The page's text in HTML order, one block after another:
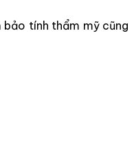
tính thẩm mỹ cũng